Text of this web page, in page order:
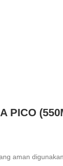
PICO
aman